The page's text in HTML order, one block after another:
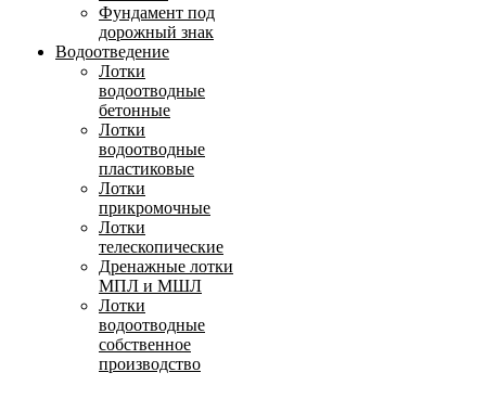
Фундамент под
дорожный знак
Водоотведение
Лотки
водоотводные
бетонные
Лотки
водоотводные
пластиковые
Лотки
прикромочные
Лотки
телескопические
Дренажные лотки
МПЛ и МШЛ
Лотки
водоотводные
собственное
производство